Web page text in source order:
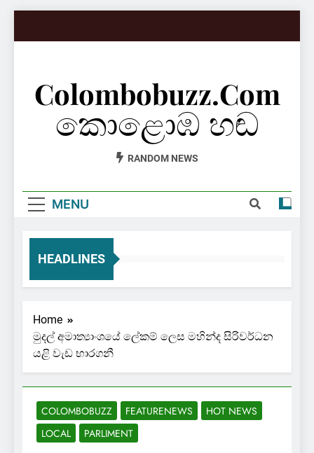
Colombobuzz.com
කොළොඹ හඬ
RANDOM NEWS
MENU
HEADLINES
Home
මුදල් අමාත්‍යාංශයේ ලේකම් ලෙස මහින්ද සිරිවර්ධන
යළි වැඩ භාරගනී
COLOMBOBUZZ FEATURENEWS
HOT NEWS
LOCAL
PARLIMENT